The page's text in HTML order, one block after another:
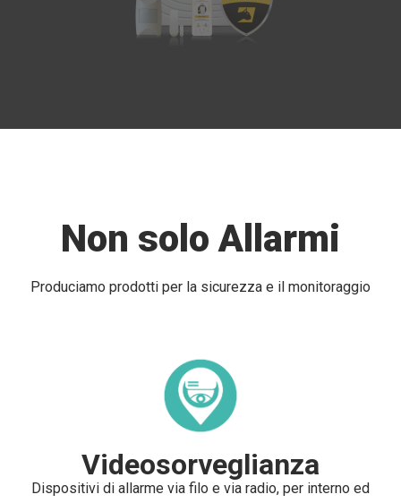
Non solo Allarmi
Produciamo prodotti per la sicurezza e il monitoraggio
Videosorveglianza
Dispositivi di allarme via filo e via radio, per interno ed